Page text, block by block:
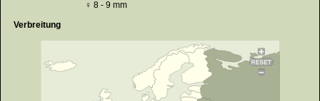
♀ 8 - 9 mm
Verbreitung